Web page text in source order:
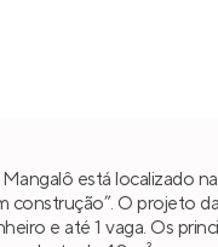
está localizado
construção”. O projeto da
e até 1 vaga. Os